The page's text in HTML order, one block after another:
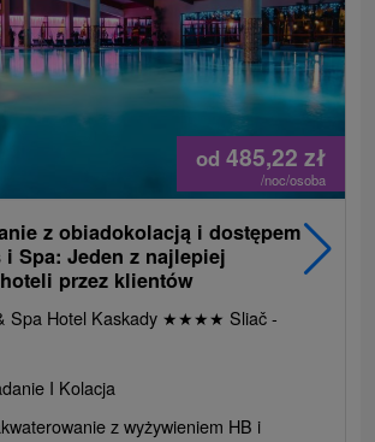
od 485,22 zł
/noc/osoba
z obiadokolacją i dostępem
Spa: Jeden z najlepiej
przez klientów
Spa Hotel Kaskady ★★★★ Sliač -
I Kolacja
z wyżywieniem HB i